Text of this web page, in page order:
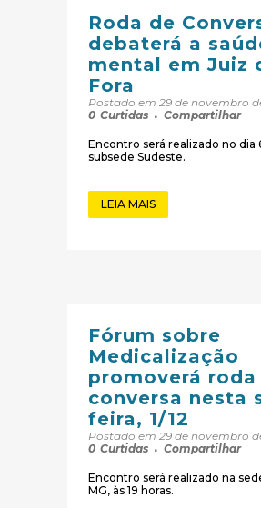
Roda de
debaterá a
mental em Juiz
Fora
Postado em 29 de novembro
0 Curtidas Compartilhar
Encontro será realizado no dia
subsede Sudeste.
LEIA MAIS
Fórum sobre
Medicalização
promoverá roda
conversa nesta
feira, 1/12
Postado em 29 de novembro
0 Curtidas Compartilhar
Encontro será realizado na
MG, às 19 horas.